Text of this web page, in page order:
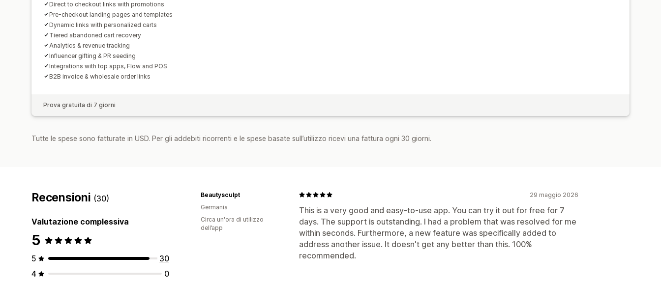
Direct to checkout links with promotions
Pre-checkout landing pages and templates
Dynamic links with personalized carts
Tiered abandoned cart recovery
Analytics & revenue tracking
Influencer gifting & PR seeding
Integrations with top apps, Flow and POS
B2B invoice & wholesale order links
Prova gratuita di 7 giorni
Tutte le spese sono fatturate in USD. Per gli addebiti ricorrenti e le spese basate sull’utilizzo ricevi una fattura ogni 30 giorni.
Recensioni (30)
Valutazione complessiva
5
5
30
4
0
29 maggio 2026
This is a very good and easy-to-use app. You can try it out for free for 7
days. The support is outstanding. I had a problem that was resolved for me
within seconds. Furthermore, a new feature was specifically added to
address another issue. It doesn't get any better than this. 100%
recommended.
Beautysculpt
Germania
Circa un'ora di utilizzo
dell’app